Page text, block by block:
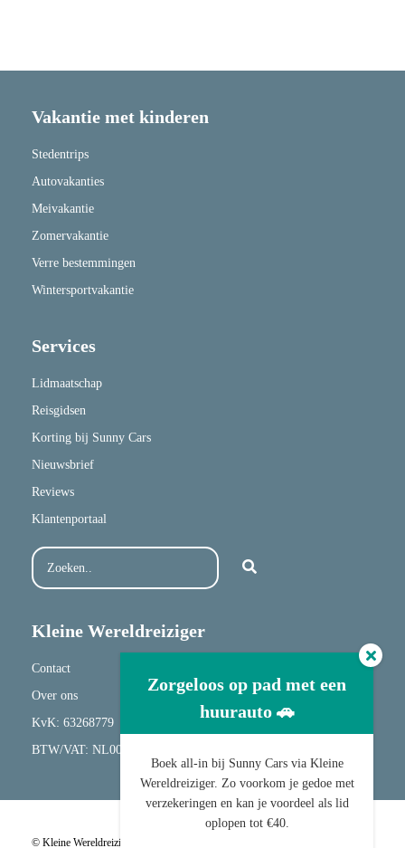
Vakantie met kinderen
Stedentrips
Autovakanties
Meivakantie
Zomervakantie
Verre bestemmingen
Wintersportvakantie
Services
Lidmaatschap
Reisgidsen
Korting bij Sunny Cars
Nieuwsbrief
Reviews
Klantenportaal
Kleine Wereldreiziger
Contact
Over ons
KvK: 63268779
BTW/VAT: NL001682417B20
© Kleine Wereldreiziger |
Zorgeloos op pad met een
huurauto 🚗
Boek all-in bij Sunny Cars via Kleine
Wereldreiziger. Zo voorkom je gedoe met
verzekeringen en kan je voordeel als lid
oplopen tot €40.